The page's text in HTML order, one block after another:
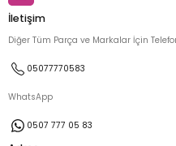
İletişim
Diğer Tüm Parça ve Markalar İçin
05077770583
WhatsApp
0507 777 05 83